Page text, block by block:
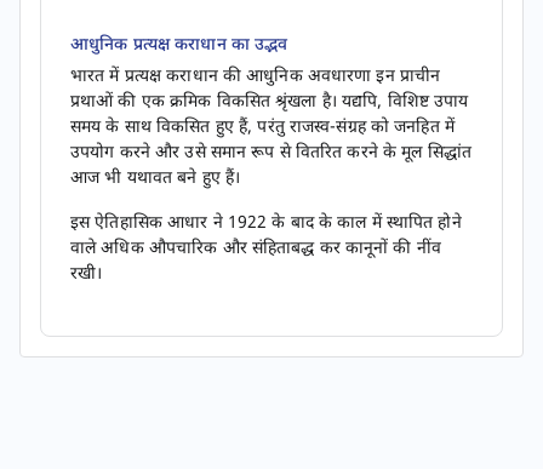
आधुनिक प्रत्यक्ष कराधान का उद्भव
भारत में प्रत्यक्ष कराधान की आधुनिक अवधारणा इन प्राचीन
प्रथाओं की एक क्रमिक विकसित श्रृंखला है। यद्यपि, विशिष्ट उपाय
समय के साथ विकसित हुए हैं, परंतु राजस्व-संग्रह को जनहित में
उपयोग करने और उसे समान रूप से वितरित करने के मूल सिद्धांत
आज भी यथावत बने हुए हैं।
इस ऐतिहासिक आधार ने 1922 के बाद के काल में स्थापित होने
वाले अधिक औपचारिक और संहिताबद्ध कर कानूनों की नींव
रखी।